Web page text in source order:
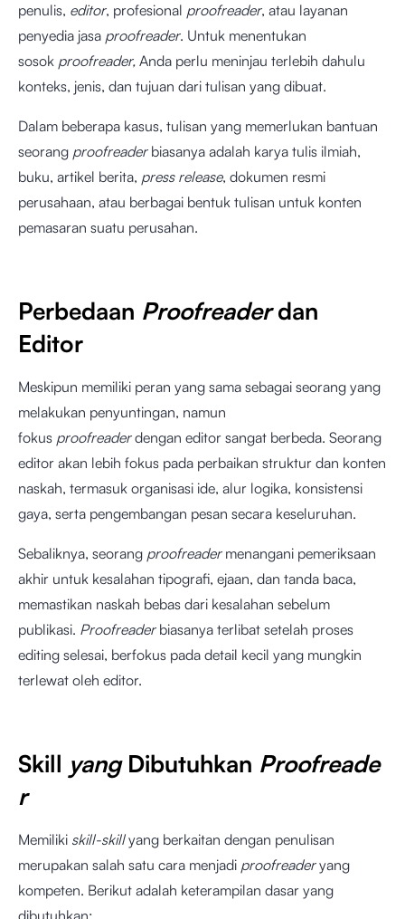
penulis, editor, profesional proofreader, atau layanan
penyedia jasa proofreader. Untuk menentukan
sosok proofreader, Anda perlu meninjau terlebih dahulu
konteks, jenis, dan tujuan dari tulisan yang dibuat.
Dalam beberapa kasus, tulisan yang memerlukan bantuan
seorang proofreader biasanya adalah karya tulis ilmiah,
buku, artikel berita, press release, dokumen resmi
perusahaan, atau berbagai bentuk tulisan untuk konten
pemasaran suatu perusahan.
Perbedaan Proofreaderdan
Editor
Meskipun memiliki peran yang sama sebagai seorang yang
melakukan penyuntingan, namun
fokus proofreaderdengan editor sangat berbeda. Seorang
editor akan lebih fokus pada perbaikan struktur dan konten
naskah, termasuk organisasi ide, alur logika, konsistensi
gaya, serta pengembangan pesan secara keseluruhan.
Sebaliknya, seorang proofreader menangani pemeriksaan
akhir untuk kesalahan tipografi, ejaan, dan tanda baca,
memastikan naskah bebas dari kesalahan sebelum
publikasi. Proofreaderbiasanya terlibat setelah proses
editing selesai, berfokus pada detail kecil yang mungkin
terlewat oleh editor.
Skill yang Dibutuhkan Proofreade
r
Memiliki skill-skillyang berkaitan dengan penulisan
merupakan salah satu cara menjadi proofreaderyang
kompeten. Berikut adalah keterampilan dasar yang
dibutuhkan: